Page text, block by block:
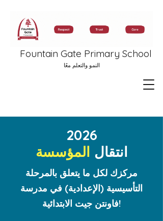
Fountain Gate Primary School
النمو والتعلم معًا
2026
انتقال المؤسسة
مركزك لكل ما يتعلق بالمرحلة
التأسيسية (الإعدادية) في مدرسة
فاونتن جيت الابتدائية!